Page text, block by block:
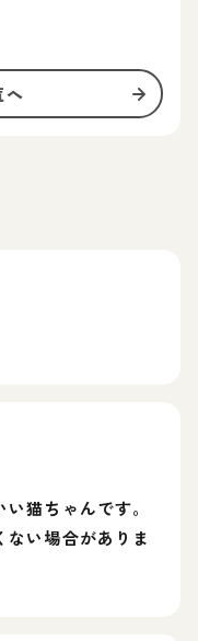
へ
猫ちゃんです。
い場合がありま